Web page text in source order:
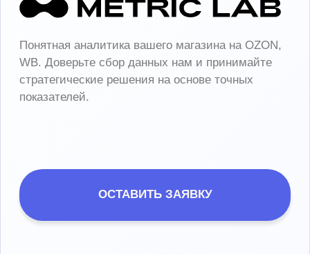
ИП КОРОЛЕВ ДМИТРИЙ ЕВГЕНЬЕВИЧ
ИНН 760908391395
Политика конфиденциальности Договор оферты
+7 915 974 83 63